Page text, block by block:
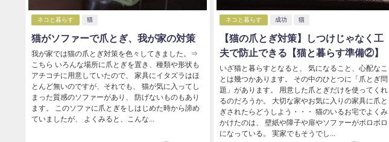
ネコと暮らす 猫
猫がソファーで爪とぎ、我が家の対策
我が家では猫の爪とぎ対策を色々してきました。⇒
こちら いろんな場所に爪とぎを置き、種類や形状も
アチコチに用意していたので、 家具にイタズラはほ
とんど無いのですが、それでも、 猫が気に入ってし
まった質感のソファーがあり、 防げないものもあり
ます。 このソファに爪とぎをしはじめた時から諦め
ていましたが、 よくみると、こんな...
ネコと暮らす 成功 猫
【猫の爪とぎ対策】しつけじゃなく工
夫で防止できる【猫と暮らす準備②】
いざ猫と暮らすとなると、 気になること、心配なこ
とは幾つかあります。 その中のひとつに「爪とぎ問
題」があります。 用意した爪とぎだけを使ってくれ
るのだろうか。 大切な家やお気に入りの家具に爪と
ぎされたらどうしよう・・・ 猫のいるお宅でよくみ
かけたのは、 壁紙や障子や扉やソファーがボロボロ
になっている。 実家でもそうでし...